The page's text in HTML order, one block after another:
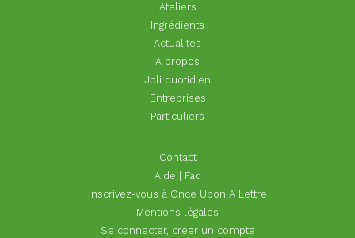
Ateliers
Ingrédients
Actualités
A propos
Joli quotidien
Entreprises
Particuliers
Contact
Aide | Faq
Inscrivez-vous à Once Upon A Lettre
Mentions légales
Se connecter, créer un compte